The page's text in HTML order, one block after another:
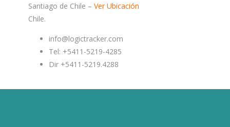
Santiago de Chile – Ver Ubicación
Chile.
info@logictracker.com
Tel: +5411-5219-4285
Dir +5411-5219.4288